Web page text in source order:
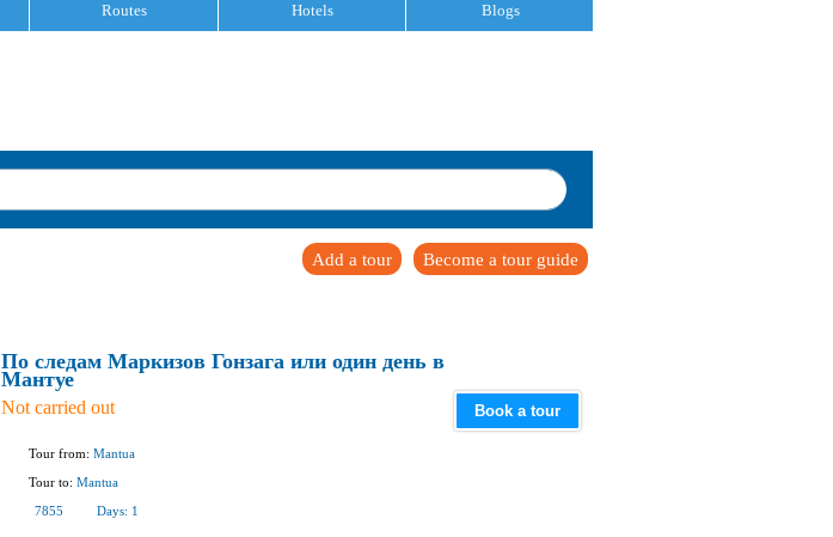
Routes Hotels Blogs
Become a tour guide
Add a tour
По следам Маркизов Гонзага или один день в
Мантуе
Not carried out
Tour from: Mantua
Tour to: Mantua
7855
Days: 1
Book a tour